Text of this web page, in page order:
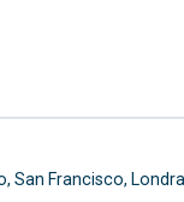
San Francisco,